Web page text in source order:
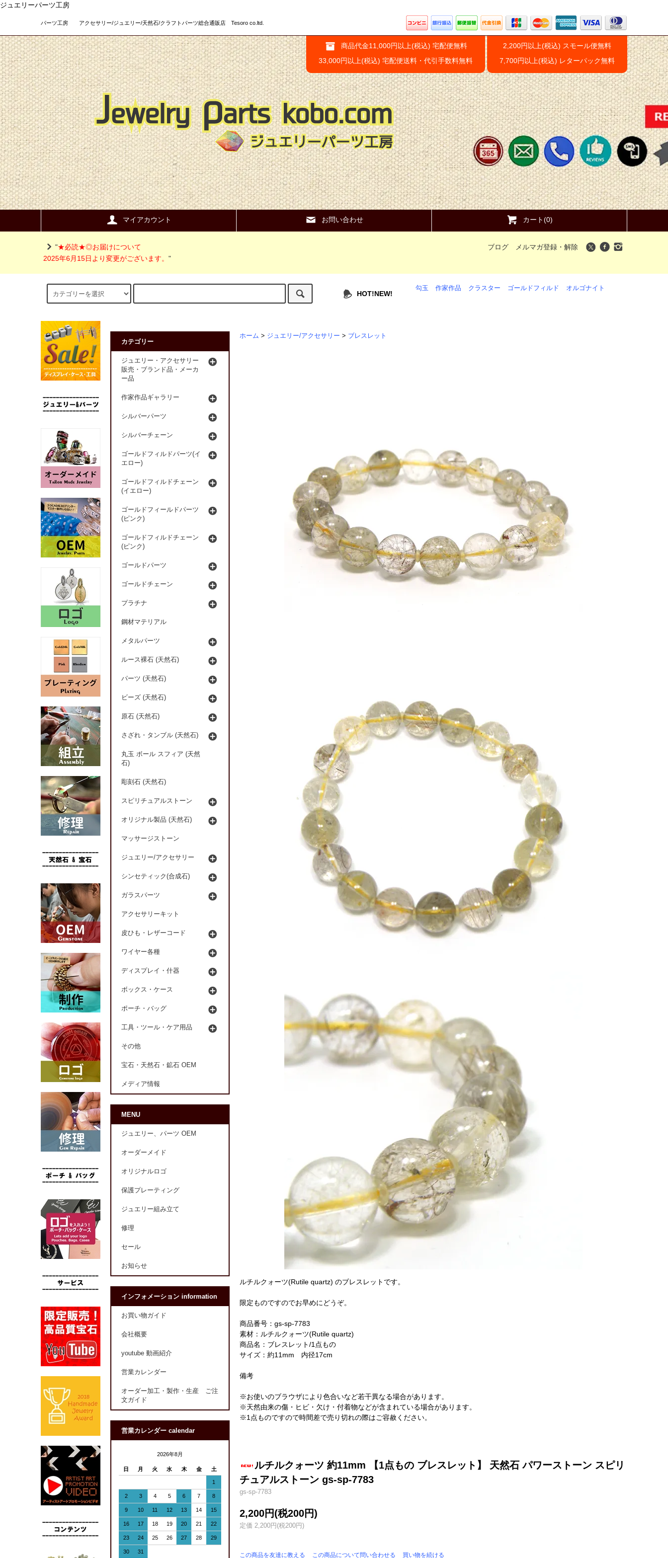
ジュエリーパーツ工房
パーツ工房 アクセサリー/ジュエリー/天然石/クラフトパーツ総合通販店 Tesoro co.ltd.
商品代金11,000円以上(税込) 宅配便無料
33,000円以上(税込) 宅配便送料・代引手数料無料
2,200円以上(税込) スモール便無料
7,700円以上(税込) レターパック無料
マイアカウント お問い合わせ カート(0)
"★必読★◎お届けについて
2025年6月15日より変更がございます。 "
ブログ メルマガ登録・解除
HOT!NEW!
勾玉 作家作品 クラスター ゴールドフィルド オルゴナイト
ホーム > ジュエリー/アクセサリー > ブレスレット
ルチルクォーツ(Rutile quartz) のブレスレットです。
限定ものですのでお早めにどうぞ。
商品番号：gs-sp-7783
素材：ルチルクォーツ(Rutile quartz)
商品名：ブレスレット/1点もの
サイズ：約11mm 内径17cm
備考
※お使いのブラウザにより色合いなど若干異なる場合があります。
※天然由来の傷・ヒビ・欠け・付着物などが含まれている場合があります。
※1点ものですので時間差で売り切れの際はご容赦ください。
ルチルクォーツ 約11mm 【1点もの ブレスレット】 天然石 パワーストーン スピリ
チュアルストーン gs-sp-7783
gs-sp-7783
2,200円(税200円)
定価 2,200円(税200円)
この商品を友達に教える この商品について問い合わせる 買い物を続ける
カテゴリー
ジュエリー・アクセサリー
販売・ブランド品・メーカ
ー品
作家作品ギャラリー
シルバーパーツ
シルバーチェーン
ゴールドフィルドパーツ(イ
エロー)
ゴールドフィルドチェーン
(イエロー)
ゴールドフィールドパーツ
(ピンク)
ゴールドフィルドチェーン
(ピンク)
ゴールドパーツ
ゴールドチェーン
プラチナ
鋼材マテリアル
メタルパーツ
ルース裸石 (天然石)
パーツ (天然石)
ビーズ (天然石)
原石 (天然石)
さざれ・タンブル (天然石)
丸玉 ボール スフィア (天然
石)
彫刻石 (天然石)
スピリチュアルストーン
オリジナル製品 (天然石)
マッサージストーン
ジュエリー/アクセサリー
シンセティック(合成石)
ガラスパーツ
アクセサリーキット
皮ひも・レザーコード
ワイヤー各種
ディスプレイ・什器
ボックス・ケース
ポーチ・バッグ
工具・ツール・ケア用品
その他
宝石・天然石・鉱石 OEM
メディア情報
MENU
ジュエリー、パーツ OEM
オーダーメイド
オリジナルロゴ
保護プレーティング
ジュエリー組み立て
修理
セール
お知らせ
インフォメーション information
お買い物ガイド
会社概要
youtube 動画紹介
営業カレンダー
オーダー加工・製作・生産 ご注
文ガイド
営業カレンダー calendar
2026年8月
日 月 火 水 木 金 土
1
2 3 4 5 6 7 8
9 10 11 12 13 14 15
16 17 18 19 20 21 22
23 24 25 26 27 28 29
30 31